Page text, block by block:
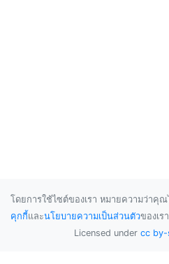
โดยการใช้ไซต์ของเรา หมายความว่าคุ
คุกกี้และนโยบายความเป็นส่วนตัวของเร
Licensed under cc